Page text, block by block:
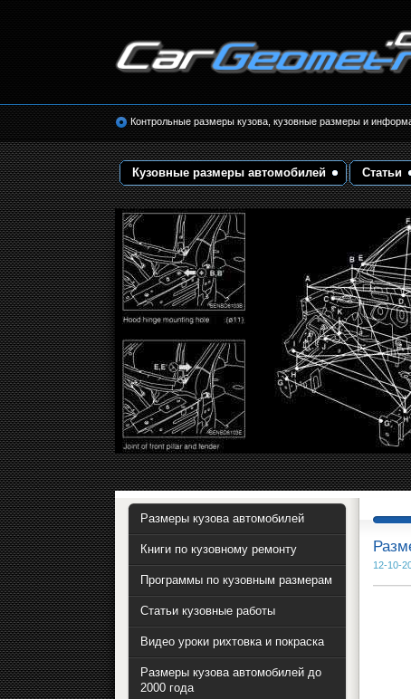
кузовные размеры. Геометрия кузова
Контрольные размеры кузова, кузовные размеры и
Кузовные размеры автомобилей Статьи
12-10-
Размеры кузова автомобилей
Книги по кузовному ремонту
Программы по кузовным размерам
Статьи кузовные работы
Видео уроки рихтовка и покраска
Размеры кузова автомобилей до
2000 года